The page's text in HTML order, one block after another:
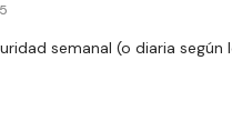
semanal (o diaria